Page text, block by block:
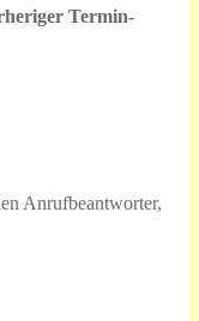
Termin-
Anrufbeantworter,